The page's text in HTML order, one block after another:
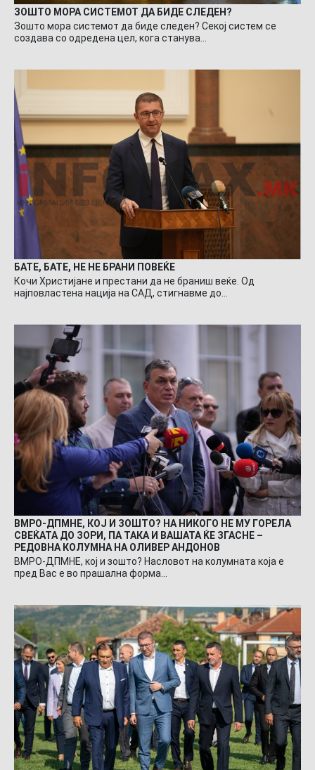
ЗОШТО МОРА СИСТЕМОТ ДА БИДЕ СЛЕДЕН?
Зошто мора системот да биде следен? Секој систем се
создава со одредена цел, кога станува…
БАТЕ, БАТЕ, НЕ НЕ БРАНИ ПОВЕЌЕ
Кочи Христијане и престани да не браниш веќе. Од
најповластена нација на САД, стигнавме до…
ВМРО-ДПМНЕ, КОЈ И ЗОШТО? НА НИКОГО НЕ МУ ГОРЕЛА
СВЕЌАТА ДО ЗОРИ, ПА ТАКА И ВАШАТА ЌЕ ЗГАСНЕ –
РЕДОВНА КОЛУМНА НА ОЛИВЕР АНДОНОВ
ВМРО-ДПМНЕ, кој и зошто? Насловот на колумната која е
пред Вас е во прашална форма…